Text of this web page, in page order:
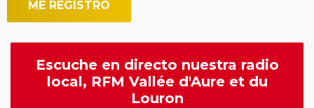
Escuche en directo nuestra radio
local, RFM Vallée d'Aure et du
Louron